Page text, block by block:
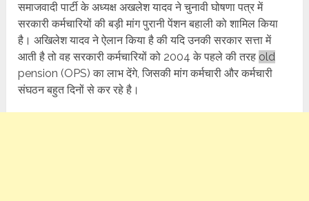
समाजवादी पार्टी के अध्यक्ष अखलेश यादव ने चुनावी घोषणा पत्र में
सरकारी कर्मचारियों की बड़ी मांग पुरानी पेंशन बहाली को शामिल किया
है। अखिलेश यादव ने ऐलान किया है की यदि उनकी सरकार सत्ता में
आती है तो वह सरकारी कर्मचारियों को 2004 के पहले की तरह old
pension (OPS) का लाभ देंगे, जिसकी मांग कर्मचारी और कर्मचारी
संघठन बहुत दिनों से कर रहे है।